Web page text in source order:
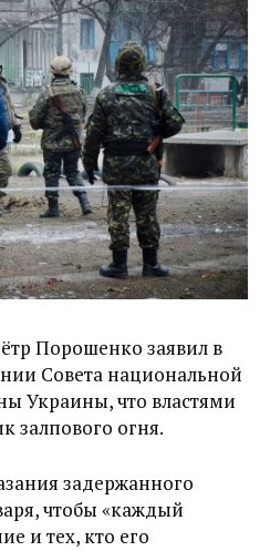
Порошенко заявил в
Совета национальной
Украины, что властями
залпового огня.
задержанного
чтобы «каждый
и тех, кто его